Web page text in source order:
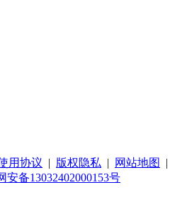
用协议 | 版权隐私 | 网站地图 |
安备13032402000153号